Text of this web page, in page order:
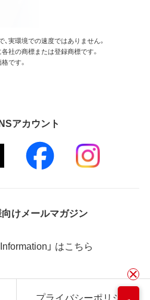
実環境での速度ではありません。
社の商標または登録商標です。
です。
アカウント
けメールマガジン
Information」 はこちら
プライバシーポリシー